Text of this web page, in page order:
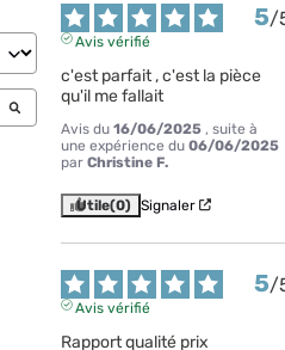
5/
Avis vérifié
c'est parfait , c'est la pièce
qu'il me fallait
Avis du 16/06/2025 , suite à
une expérience du 06/06/2025
par Christine F.
Utile(0) Signaler
5/
Avis vérifié
Rapport qualité prix